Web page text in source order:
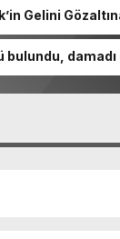
Gelini
bulundu, damadı